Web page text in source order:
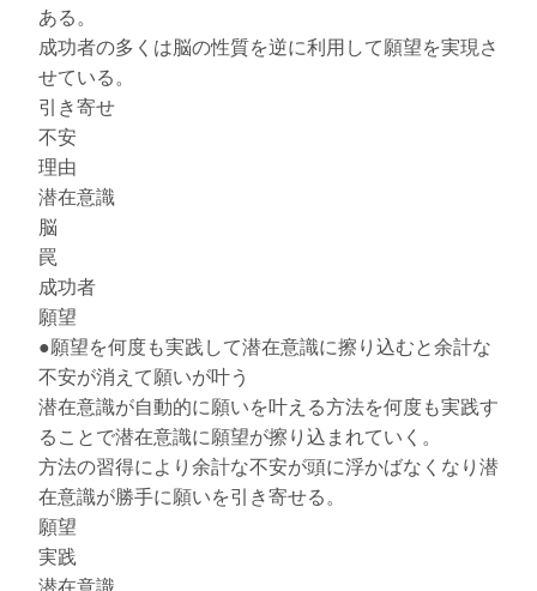
ある。
成功者の多くは脳の性質を逆に利用して願望を実現さ
せている。
引き寄せ
不安
理由
潜在意識
脳
罠
成功者
願望
●願望を何度も実践して潜在意識に擦り込むと余計な
不安が消えて願いが叶う
潜在意識が自動的に願いを叶える方法を何度も実践す
ることで潜在意識に願望が擦り込まれていく。
方法の習得により余計な不安が頭に浮かばなくなり潜
在意識が勝手に願いを引き寄せる。
願望
実践